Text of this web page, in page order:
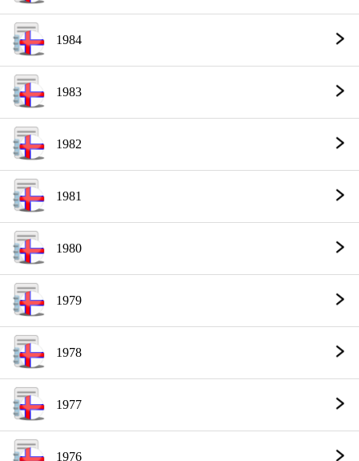
1984
1983
1982
1981
1980
1979
1978
1977
1976